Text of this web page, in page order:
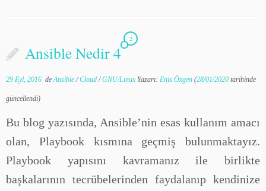
Ansible Nedir 4
2
29 Eyl, 2016 deAnsible/Cloud/GNU/Linux Yazarı: Enis Özgen (28/01/2020 tarihinde
güncellendi)
Bu blog yazısında, Ansible’nin esas kullanım amacı
olan, Playbook kısmına geçmiş bulunmaktayız.
Playbook yapısını kavramanız ile birlikte
başkalarının tecrübelerinden faydalanıp kendinize